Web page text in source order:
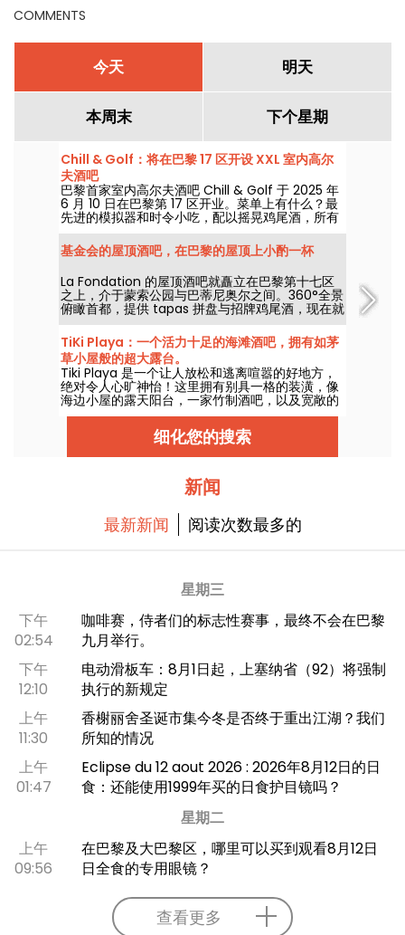
COMMENTS
今天 明天
本周末 下个星期
Chill & Golf：将在巴黎 17 区开设 XXL 室内高尔
夫酒吧
巴黎首家室内高尔夫酒吧 Chill & Golf 于 2025 年
6 月 10 日在巴黎第 17 区开业。菜单上有什么？最
先进的模拟器和时令小吃，配以摇晃鸡尾酒，所有
这些都分布在两层楼的露台上。这是一个全新的混
合型场所，在这里，人们既可以与朋友、家人一起
挥杆，也可以在工作之余放松身心。
基金会的屋顶酒吧，在巴黎的屋顶上小酌一杯
La Fondation 的屋顶酒吧就矗立在巴黎第十七区
之上，介于蒙索公园与巴蒂尼奥尔之间。360°全景
俯瞰首都，提供 tapas 拼盘与招牌鸡尾酒，现在就
上去透透气、尽享美好时光。
TiKi Playa：一个活力十足的海滩酒吧，拥有如茅
草小屋般的超大露台。
Tiki Playa 是一个让人放松和逃离喧嚣的好地方，
绝对令人心旷神怡！这里拥有别具一格的装潢，像
海边小屋的露天阳台，一家竹制酒吧，以及宽敞的
露台和地下俱乐部……而且每天都开放，等你来享
细化您的搜索
新闻
最新新闻 阅读次数最多的
星期三
下午
02:54
咖啡赛，侍者们的标志性赛事，最终不会在巴黎
九月举行。
下午
12:10
电动滑板车：8月1日起，上塞纳省（92）将强制
执行的新规定
上午
11:30
香榭丽舍圣诞市集今冬是否终于重出江湖？我们
所知的情况
上午
01:47
Eclipse du 12 aout 2026 : 2026年8月12日的日
食：还能使用1999年买的日食护目镜吗？
星期二
上午
09:56
在巴黎及大巴黎区，哪里可以买到观看8月12日
日全食的专用眼镜？
查看更多